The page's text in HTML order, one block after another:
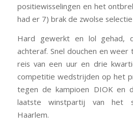
positiewisselingen en het
had er 7) brak de zwolse
Hard gewerkt en lol gehad,
achteraf. Snel douchen en weer
reis van een uur en drie
competitie wedstrijden op het
tegen de kampioen DIOK en
laatste winstpartij van het
Haarlem.